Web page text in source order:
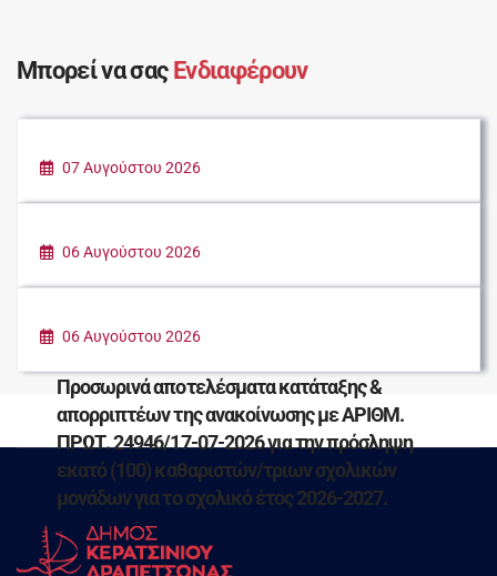
Μπορεί να σας Ενδιαφέρουν
07 Αυγούστου 2026
06 Αυγούστου 2026
ΤΟΥΣ ΠΛΗΓΕΝΤΕΣ ΣΥΝΑΝΘΡΩΠΟΥΣ ΜΑΣ
06 Αυγούστου 2026
Προσωρινά αποτελέσματα κατάταξης &
απορριπτέων της ανακοίνωσης με ΑΡΙΘΜ.
ΠΡΩΤ. 24946/17-07-2026 για την πρόσληψη
εκατό (100) καθαριστών/τριων σχολικών
μονάδων για το σχολικό έτος 2026-2027.